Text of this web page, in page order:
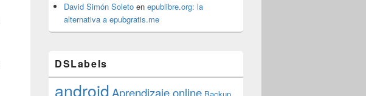
David Simón Soleto en epublibre.org: la
alternativa a epubgratis.me
DSLabels
androidAprendizaje online